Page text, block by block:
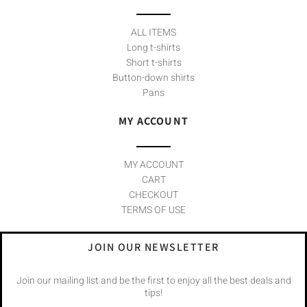
ALL ITEMS
Long t-shirts
Short t-shirts
Button-down shirts
Pans
MY ACCOUNT
MY ACCOUNT
CART
CHECKOUT
TERMS OF USE
JOIN OUR NEWSLETTER
Join our mailing list and be the first to enjoy all the best deals and
tips!